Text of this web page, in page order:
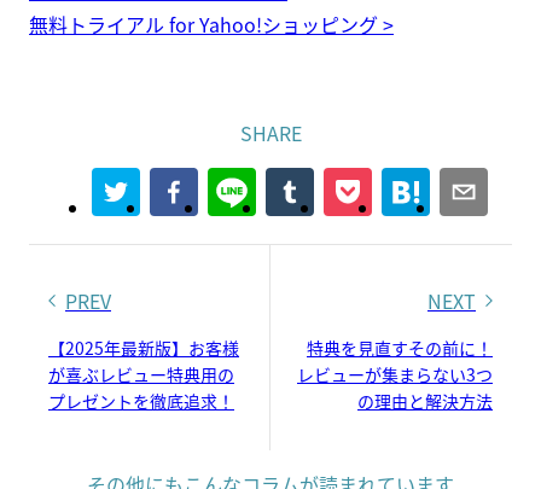
無料トライアル for Yahoo!ショッピング >
SHARE
PREV
【2025年最新版】お客様
が喜ぶレビュー特典用の
プレゼントを徹底追求！
NEXT
特典を見直すその前に！
レビューが集まらない3つ
の理由と解決方法